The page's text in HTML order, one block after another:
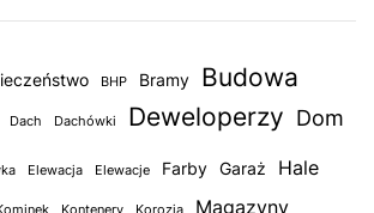
BHP Bramy Budowa
Dach Dachówki Deweloperzy Dom
Elewacja Elewacje Farby Garaż Hale
Kontenery Korozja Magazyny